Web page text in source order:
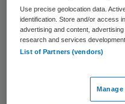
de verbondenheid
Duitse grensgebied.
Het academisch
Use precise geolocation data.
identification. Store and/or access
advertising and content,
research and services development.
List of Partners (vendors)